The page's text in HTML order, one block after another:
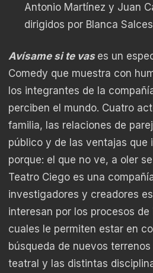
Antonio Martínez y Juan
dirigidos por Blanca Salces
Avísame si te vas es un
Comedy que muestra con
los integrantes de la
perciben el mundo. Cuatro
familia, las relaciones de
público y de las ventajas que
porque: el que no ve, a oler
Teatro Ciego es una
investigadores y creadores
interesan por los procesos
cuales le permiten estar en
búsqueda de nuevos
teatral y las distintas